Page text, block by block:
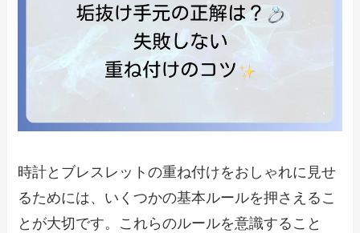
時計とブレスレットの重ね付けをおしゃれに見せ
るためには、いくつかの基本ルールを押さえるこ
とが大切です。これらのルールを意識すること